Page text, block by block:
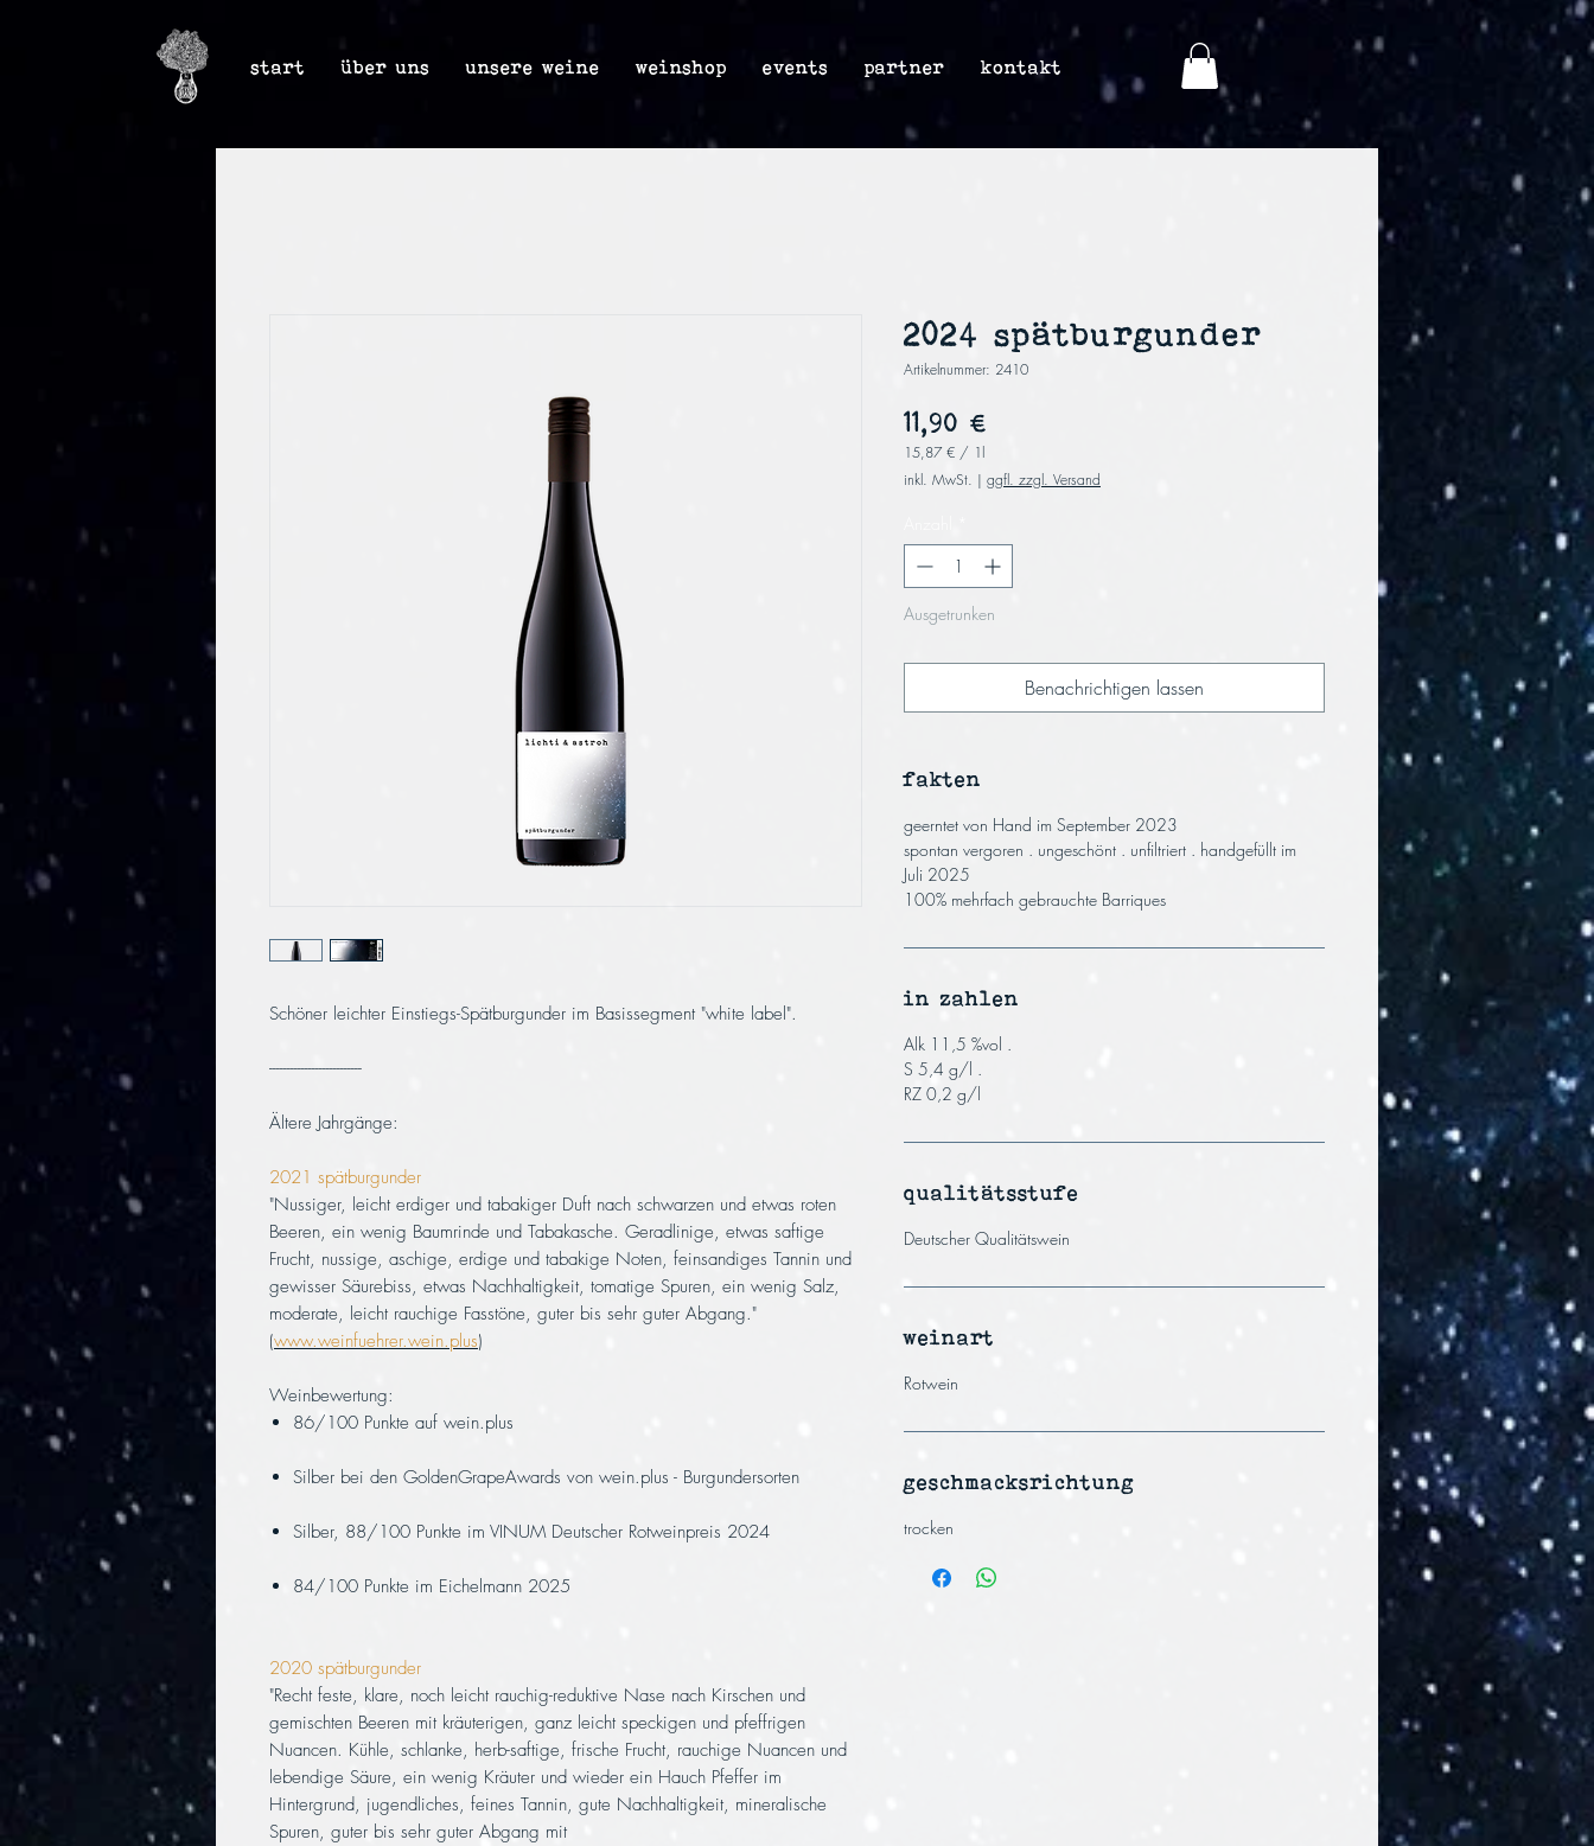
start über uns unsere weine weinshop events partner kontakt
Schöner leichter Einstiegs-Spätburgunder im Basissegment "white label".
--------------------------
Ältere Jahrgänge:
2021 spätburgunder
"Nussiger, leicht erdiger und tabakiger Duft nach schwarzen und etwas roten
Beeren, ein wenig Baumrinde und Tabakasche. Geradlinige, etwas saftige
Frucht, nussige, aschige, erdige und tabakige Noten, feinsandiges Tannin und
gewisser Säurebiss, etwas Nachhaltigkeit, tomatige Spuren, ein wenig Salz,
moderate, leicht rauchige Fasstöne, guter bis sehr guter Abgang."
(www.weinfuehrer.wein.plus)
Weinbewertung:
86/100 Punkte auf wein.plus
Silber bei den GoldenGrapeAwards von wein.plus - Burgundersorten
Silber, 88/100 Punkte im VINUM Deutscher Rotweinpreis 2024
84/100 Punkte im Eichelmann 2025
2020 spätburgunder
"Recht feste, klare, noch leicht rauchig-reduktive Nase nach Kirschen und
gemischten Beeren mit kräuterigen, ganz leicht speckigen und pfeffrigen
Nuancen. Kühle, schlanke, herb-saftige, frische Frucht, rauchige Nuancen und
lebendige Säure, ein wenig Kräuter und wieder ein Hauch Pfeffer im
Hintergrund, jugendliches, feines Tannin, gute Nachhaltigkeit, mineralische
Spuren, guter bis sehr guter Abgang mit
2024 spätburgunder
Artikelnummer: 2410
11,90 €
15,87 € / 1l
15,87 €
pro
inkl. MwSt. | ggfl. zzgl. Versand
Ausgetrunken
Benachrichtigen lassen
fakten
geerntet von Hand im September 2023
spontan vergoren . ungeschönt . unfiltriert . handgefüllt im
Juli 2025
100% mehrfach gebrauchte Barriques
in zahlen
Alk 11,5 %vol .
S 5,4 g/l .
RZ 0,2 g/l
qualitätsstufe
Deutscher Qualitätswein
weinart
Rotwein
geschmacksrichtung
trocken